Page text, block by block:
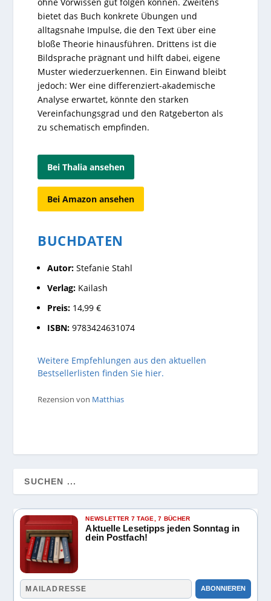
ohne Vorwissen gut folgen können. Zweitens
bietet das Buch konkrete Übungen und
alltagsnahe Impulse, die den Text über eine
bloße Theorie hinausführen. Drittens ist die
Bildsprache prägnant und hilft dabei, eigene
Muster wiederzuerkennen. Ein Einwand bleibt
jedoch: Wer eine differenziert-akademische
Analyse erwartet, könnte den starken
Vereinfachungsgrad und den Ratgeberton als
zu schematisch empfinden.
Bei Thalia ansehen
Bei Amazon ansehen
BUCHDATEN
Autor: Stefanie Stahl
Verlag: Kailash
Preis: 14,99 €
ISBN: 9783424631074
Weitere Empfehlungen aus den aktuellen
Bestsellerlisten finden Sie hier.
Rezension von Matthias
NEWSLETTER 7 TAGE, 7 BÜCHER
Aktuelle Lesetipps jeden Sonntag in
dein Postfach!
ABONNIEREN